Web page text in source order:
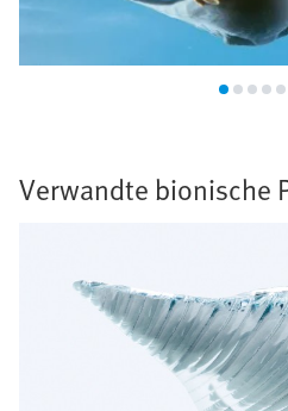
Verwandte bionische